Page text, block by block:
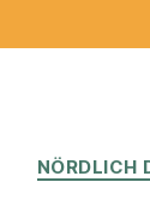
NÖRDLICH